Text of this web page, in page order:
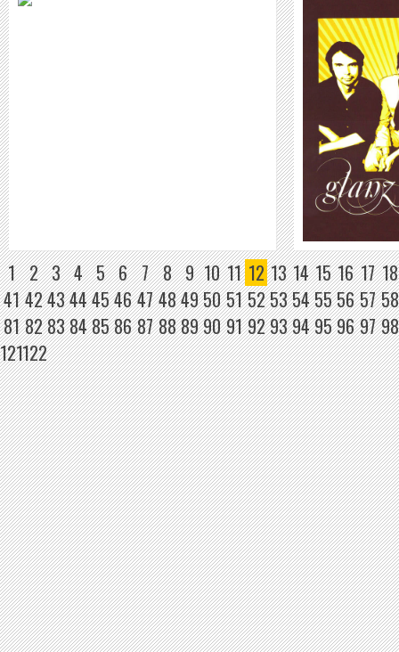
BERND
1 2 3 4 5 6 7 8 9 10 11 12 13 14 15 16 17 18
41 4243444546 47 484950 51 5253545556 57 58
81 8283848586 87 888990 91 9293949596 97 98
121122